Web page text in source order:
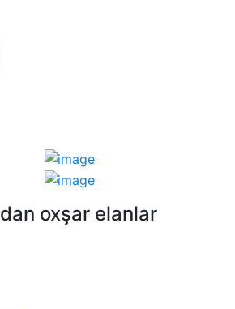
oxşar elanlar